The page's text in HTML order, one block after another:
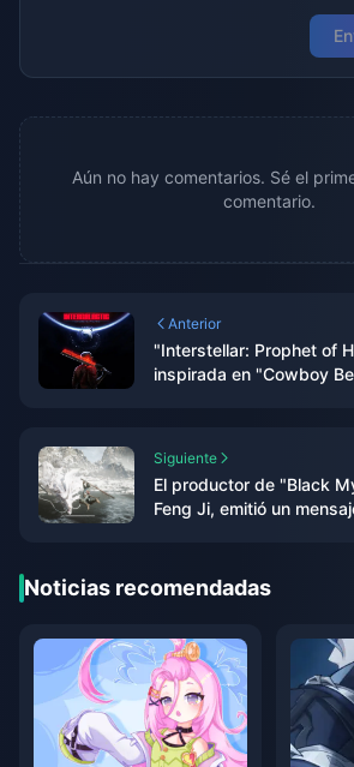
Aún no hay comentarios. Sé el
comentario.
Anterior
"Interstellar: Prophet of
inspirada en "Cowboy
Siguiente
El productor de "Black
Feng Ji, emitió un
Noticias recomendadas